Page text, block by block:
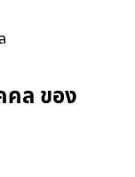
คล ของ